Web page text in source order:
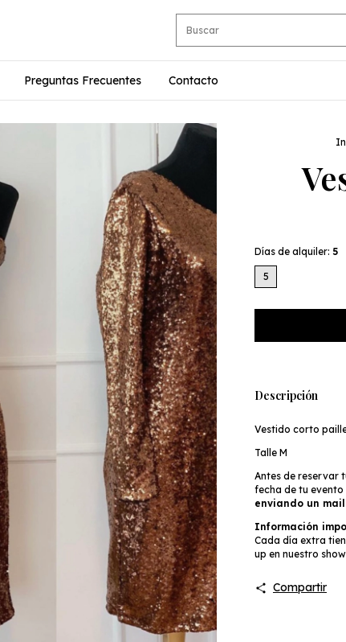
Preguntas Frecuentes Contacto
Días de alquiler: 5
5
Descripción
Vestido corto
Talle M
Antes de reservar
fecha de tu evento
enviando un
Información
Cada día extra
up en nuestro
Compartir